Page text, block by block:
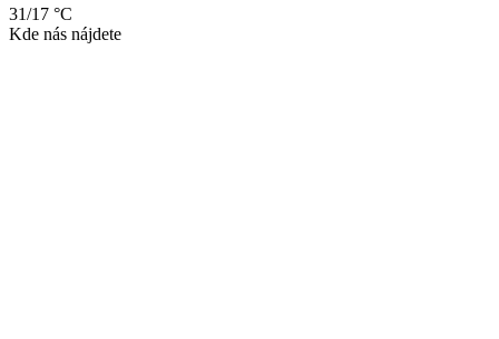
31/17 °C
Kde nás nájdete